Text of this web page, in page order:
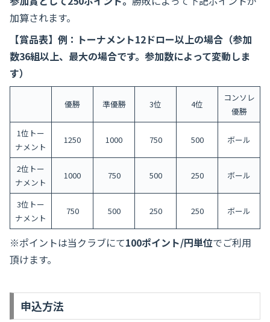
加算されます。
【賞品表】例：トーナメント12ドロー以上の場合（参加
数36組以上、最大の場合です。参加数によって変動しま
す）
優勝 準優勝 3位 4位
コンソレ
優勝
1位トー
ナメント
1250 1000 750 500 ボール
2位トー
ナメント
1000 750 500 250 ボール
3位トー
ナメント
750 500 250 250 ボール
※ポイントは当クラブにて100ポイント/円単位でご利用
頂けます。
申込方法